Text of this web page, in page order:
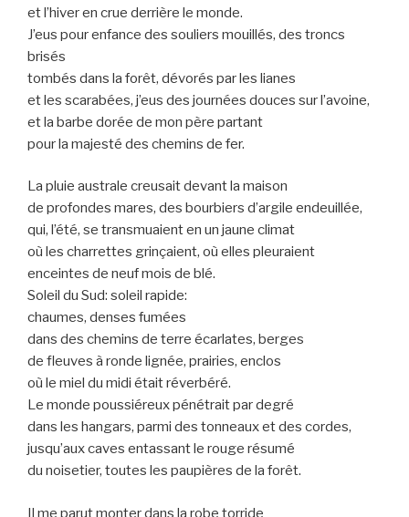
et l’hiver en crue derrière le monde.
J’eus pour enfance des souliers mouillés, des troncs
brisés
tombés dans la forêt, dévorés par les lianes
et les scarabées, j’eus des journées douces sur l’avoine,
et la barbe dorée de mon père partant
pour la majesté des chemins de fer.
La pluie australe creusait devant la maison
de profondes mares, des bourbiers d’argile endeuillée,
qui, l’été, se transmuaient en un jaune climat
où les charrettes grinçaient, où elles pleuraient
enceintes de neuf mois de blé.
Soleil du Sud: soleil rapide:
chaumes, denses fumées
dans des chemins de terre écarlates, berges
de fleuves à ronde lignée, prairies, enclos
où le miel du midi était réverbéré.
Le monde poussiéreux pénétrait par degré
dans les hangars, parmi des tonneaux et des cordes,
jusqu’aux caves entassant le rouge résumé
du noisetier, toutes les paupières de la forêt.
Il me parut monter dans la robe torride